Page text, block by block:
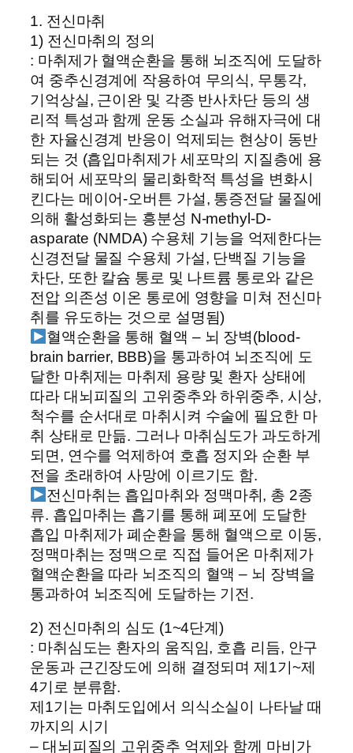
1. 전신마취
1) 전신마취의 정의
: 마취제가 혈액순환을 통해 뇌조직에 도달하
여 중추신경계에 작용하여 무의식, 무통각,
기억상실, 근이완 및 각종 반사차단 등의 생
리적 특성과 함께 운동 소실과 유해자극에 대
한 자율신경계 반응이 억제되는 현상이 동반
되는 것 (흡입마취제가 세포막의 지질층에 용
해되어 세포막의 물리화학적 특성을 변화시
킨다는 메이어-오버튼 가설, 통증전달 물질에
의해 활성화되는 흥분성 N-methyl-D-
asparate (NMDA) 수용체 기능을 억제한다는
신경전달 물질 수용체 가설, 단백질 기능을
차단, 또한 칼슘 통로 및 나트륨 통로와 같은
전압 의존성 이온 통로에 영향을 미쳐 전신마
취를 유도하는 것으로 설명됨)
혈액순환을 통해 혈액 – 뇌 장벽(blood-
brain barrier, BBB)을 통과하여 뇌조직에 도
달한 마취제는 마취제 용량 및 환자 상태에
따라 대뇌피질의 고위중추와 하위중추, 시상,
척수를 순서대로 마취시켜 수술에 필요한 마
취 상태로 만듦. 그러나 마취심도가 과도하게
되면, 연수를 억제하여 호흡 정지와 순환 부
전을 초래하여 사망에 이르기도 함.
전신마취는 흡입마취와 정맥마취, 총 2종
류. 흡입마취는 흡기를 통해 폐포에 도달한
흡입 마취제가 폐순환을 통해 혈액으로 이동,
정맥마취는 정맥으로 직접 들어온 마취제가
혈액순환을 따라 뇌조직의 혈액 – 뇌 장벽을
통과하여 뇌조직에 도달하는 기전.
2) 전신마취의 심도 (1~4단계)
: 마취심도는 환자의 움직임, 호흡 리듬, 안구
운동과 근긴장도에 의해 결정되며 제1기~제
4기로 분류함.
제1기는 마취도입에서 의식소실이 나타날 때
까지의 시기
– 대뇌피질의 고위중추 억제와 함께 마비가